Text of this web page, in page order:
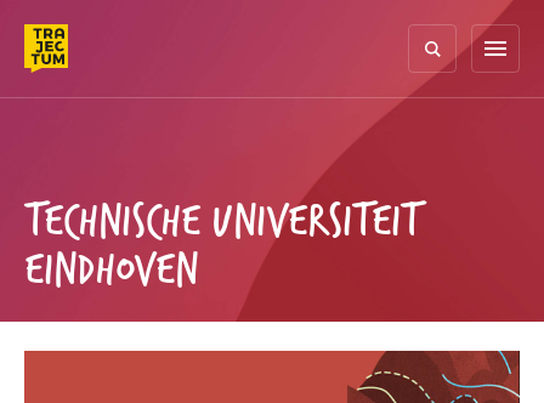
content
menu
TECHNISCHE UNIVERSITEIT
EINDHOVEN